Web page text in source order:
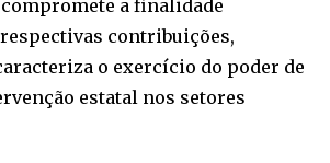
a finalidade
contribuições,
o exercício do poder de
estatal nos setores